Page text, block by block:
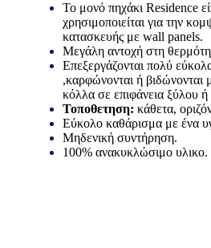
Το μονό πηχάκιResidence
χρησιμοποιείται για την
κατασκευής με wall panels.
Μεγάλη αντοχή στη
Επεξεργάζονται πολύ
,καρφώνονται ή βιδώνονται
κόλλα σε επιφάνεια ξύλου
Τοποθετηση: κάθετα,
Εύκολο καθάρισμα με ένα
Μηδενική συντήρηση.
100% ανακυκλώσιμο υλικο.